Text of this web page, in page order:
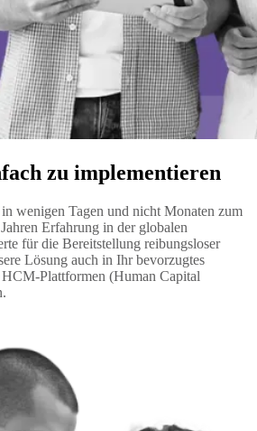
zu implementieren
wenigen Tagen und nicht Monaten zum
Erfahrung in der globalen
für die Bereitstellung reibungsloser
Lösung auch in Ihr bevorzugtes
Plattformen (Human Capital